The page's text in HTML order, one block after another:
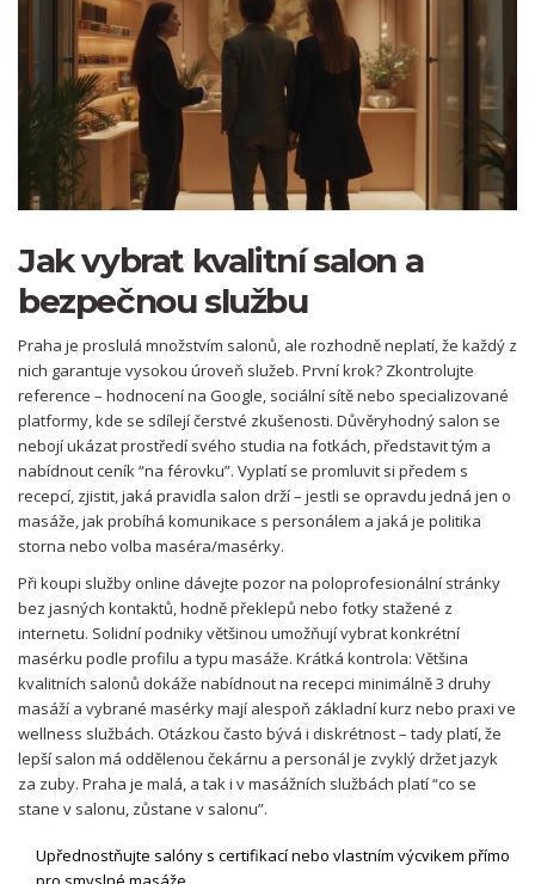
Jak vybrat kvalitní salon a
bezpečnou službu
Praha je proslulá množstvím salonů, ale rozhodně neplatí, že každý z
nich garantuje vysokou úroveň služeb. První krok? Zkontrolujte
reference – hodnocení na Google, sociální sítě nebo specializované
platformy, kde se sdílejí čerstvé zkušenosti. Důvěryhodný salon se
nebojí ukázat prostředí svého studia na fotkách, představit tým a
nabídnout ceník “na férovku”. Vyplatí se promluvit si předem s
recepcí, zjistit, jaká pravidla salon drží – jestli se opravdu jedná jen o
masáže, jak probíhá komunikace s personálem a jaká je politika
storna nebo volba maséra/masérky.
Při koupi služby online dávejte pozor na poloprofesionální stránky
bez jasných kontaktů, hodně překlepů nebo fotky stažené z
internetu. Solidní podniky většinou umožňují vybrat konkrétní
masérku podle profilu a typu masáže. Krátká kontrola: Většina
kvalitních salonů dokáže nabídnout na recepci minimálně 3 druhy
masáží a vybrané masérky mají alespoň základní kurz nebo praxi ve
wellness službách. Otázkou často bývá i diskrétnost – tady platí, že
lepší salon má oddělenou čekárnu a personál je zvyklý držet jazyk
za zuby. Praha je malá, a tak i v masážních službách platí “co se
stane v salonu, zůstane v salonu”.
Upřednostňujte salóny s certifikací nebo vlastním výcvikem přímo